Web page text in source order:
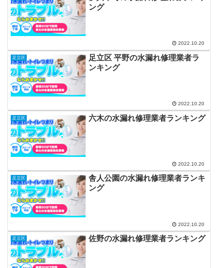
ング
2022.10.20
足立区
足立区 平野の水漏れ修理業者ラ
ンキング
2022.10.20
足立区 六木の水漏れ修理業者ランキング
2022.10.20
足立区
舎人公園の水漏れ修理業者ランキ
ング
2022.10.20
足立区 佐野の水漏れ修理業者ランキング